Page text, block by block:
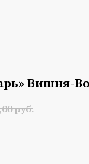
Вишня-
руб.